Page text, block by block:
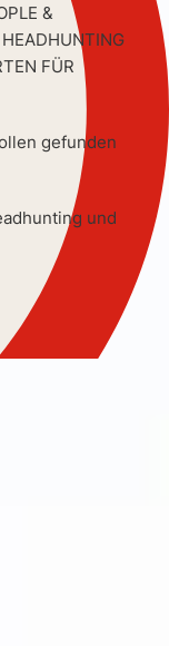
&
FÜR
gefunden
und